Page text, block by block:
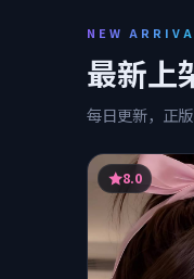
NEW
最新上
每日更新，正
8.0